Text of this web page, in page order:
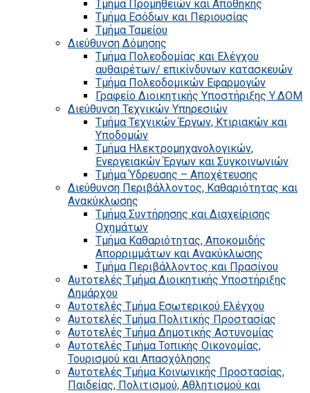
Τμήμα Προμηθειών και Αποθήκης
Τμήμα Εσόδων και Περιουσίας
Τμήμα Ταμείου
Διεύθυνση Δόμησης
Τμήμα Πολεοδομίας και Ελέγχου
αυθαιρέτων/ επικίνδυνων κατασκευών
Τμήμα Πολεοδομικών Εφαρμογών
Γραφείο Διοικητικής Υποστήριξης Υ.ΔΟΜ
Διεύθυνση Τεχνικών Υπηρεσιών
Τμήμα Τεχνικών Έργων, Κτιριακών και
Υποδομών
Τμήμα Ηλεκτρομηχανολογικών,
Ενεργειακών Έργων και Συγκοινωνιών
Τμήμα Ύδρευσης – Αποχέτευσης
Διεύθυνση Περιβάλλοντος, Καθαριότητας και
Ανακύκλωσης
Τμήμα Συντήρησης και Διαχείρισης
Οχημάτων
Τμήμα Καθαριότητας, Αποκομιδής
Απορριμμάτων και Ανακύκλωσης
Τμήμα Περιβάλλοντος και Πρασίνου
Αυτοτελές Τμήμα Διοικητικής Υποστήριξης
Δημάρχου
Αυτοτελές Τμήμα Εσωτερικού Ελέγχου
Αυτοτελές Τμήμα Πολιτικής Προστασίας
Αυτοτελές Τμήμα Δημοτικής Αστυνομίας
Αυτοτελές Τμήμα Τοπικής Οικονομίας,
Τουρισμού και Απασχόλησης
Αυτοτελές Τμήμα Κοινωνικής Προστασίας,
Παιδείας, Πολιτισμού, Αθλητισμού και